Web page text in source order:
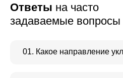
Ответы на часто
задаваемые вопросы
01. Какое направление